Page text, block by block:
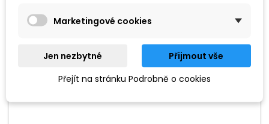
ZNAČKA:MOOER
Marketingové cookies
Jen nezbytné
Přijmout vše
Přejít na stránku Podrobně o cookies